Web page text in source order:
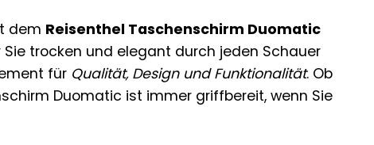
dem Reisenthel Taschenschirm Duomatic
trocken und elegant durch jeden Schauer
für Qualität, Design und Funktionalität. Ob
Duomatic ist immer griffbereit, wenn Sie